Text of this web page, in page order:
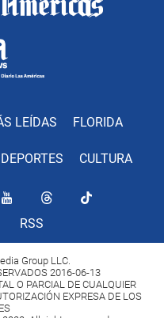
LEÍDAS FLORIDA
DEPORTES CULTURA
RSS
Group LLC.
2016-06-13
O PARCIAL DE CUALQUIER
EXPRESA DE LOS